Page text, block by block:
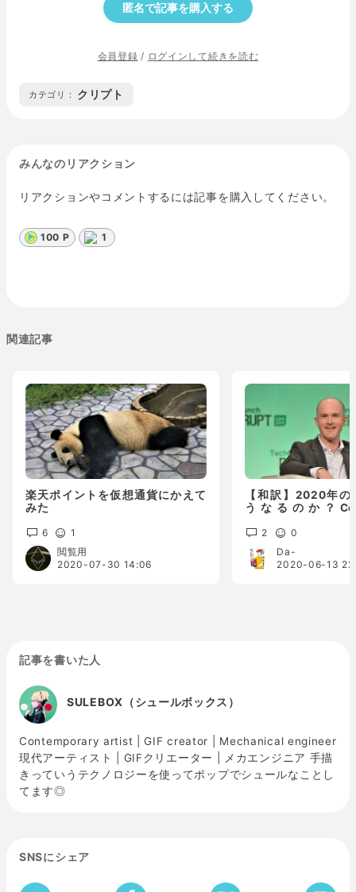
匿名で記事を購入する
会員登録 / ログインして続きを読む
カテゴリ : クリプト
みんなのリアクション
リアクションやコメントするには記事を購入してください。
100 P 1
関連記事
楽天ポイントを仮想通貨にかえて
みた
6
1
閲覧用
2020-07-30 14:06
【和訳】2020年
うなるのか？
2
0
Da-
2020-06-13
記事を書いた人
SULEBOX（シュールボックス）
Contemporary artist | GIF creator | Mechanical engineer
現代アーティスト | GIFクリエーター | メカエンジニア 手描
きっていうテクノロジーを使ってポップでシュールなことし
てます◎
SNSにシェア